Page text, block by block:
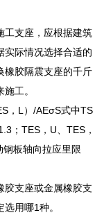
工支座，应根据建筑
实际情况选择合适的
橡胶隔震支座的千斤
工。
，L）/AEσS式中TS
；TES，U、TES，
板轴向拉应里限
胶支座或金属橡胶支
用哪1种。